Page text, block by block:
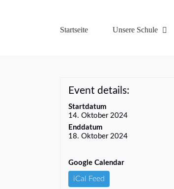
Startseite Unsere Schule
Event details:
Startdatum
14. Oktober 2024
Enddatum
18. Oktober 2024
Google Calendar
iCal Feed